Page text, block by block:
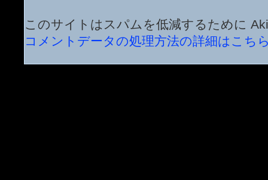
このサイトはスパムを低減するために
コメントデータの処理方法の詳細はこち